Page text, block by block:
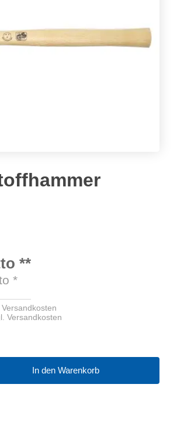
**
*
Versandkosten
Versandkosten
In den Warenkorb